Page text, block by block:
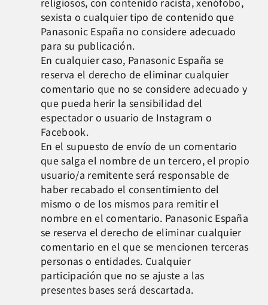
sexista o cualquier tipo de contenido que
Panasonic España no considere adecuado
para su publicación.
En cualquier caso, Panasonic España se
reserva el derecho de eliminar cualquier
comentario que no se considere adecuado y
que pueda herir la sensibilidad del
espectador o usuario de Instagram o
Facebook.
En el supuesto de envío de un comentario
que salga el nombre de un tercero, el propio
usuario/a remitente será responsable de
haber recabado el consentimiento del
mismo o de los mismos para remitir el
nombre en el comentario. Panasonic España
se reserva el derecho de eliminar cualquier
comentario en el que se mencionen terceras
personas o entidades. Cualquier
participación que no se ajuste a las
presentes bases será descartada.